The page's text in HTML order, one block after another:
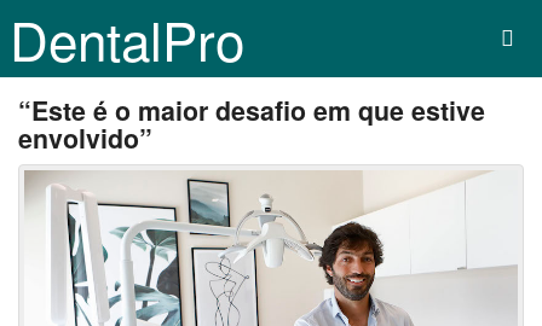
DentalPro
“Este é o maior desafio em que estive
envolvido”